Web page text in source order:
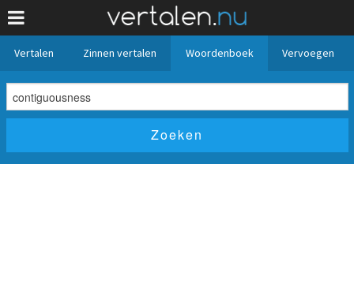
Vertalen Zinnen vertalen Woordenboek Vervoegen